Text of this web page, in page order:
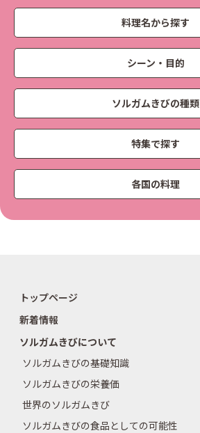
料理名から探す
シーン・目的
ソルガムきびの種類
特集で探す
各国の料理
トップページ
新着情報
ソルガムきびについて
ソルガムきびの基礎知識
ソルガムきびの栄養価
世界のソルガムきび
ソルガムきびの食品としての可能性